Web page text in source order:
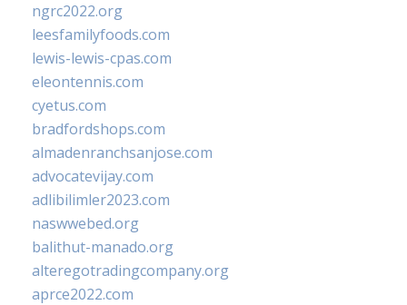
ngrc2022.org
leesfamilyfoods.com
lewis-lewis-cpas.com
eleontennis.com
cyetus.com
bradfordshops.com
almadenranchsanjose.com
advocatevijay.com
adlibilimler2023.com
naswwebed.org
balithut-manado.org
alteregotradingcompany.org
aprce2022.com